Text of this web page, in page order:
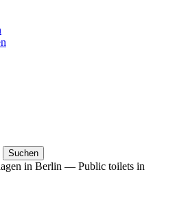
in Berlin — Public toilets in